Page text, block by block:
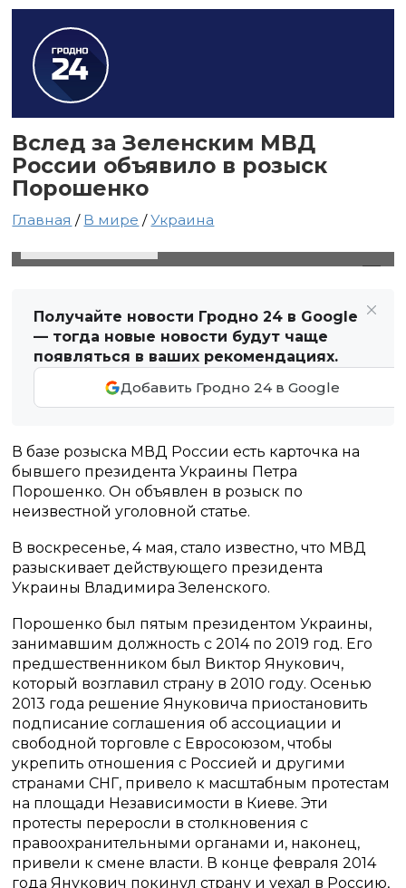
Вслед за Зеленским МВД
России объявило в розыск
Порошенко
Главная / В мире /Украина
Получайте новости Гродно 24 в Google
— тогда новые новости будут чаще
появляться в ваших рекомендациях.
Добавить Гродно 24 в Google
В базе розыска МВД России есть карточка на
бывшего президента Украины Петра
Порошенко. Он объявлен в розыск по
неизвестной уголовной статье.
В воскресенье, 4 мая, стало известно, что МВД
разыскивает действующего президента
Украины Владимира Зеленского.
Порошенко был пятым президентом Украины,
занимавшим должность с 2014 по 2019 год. Его
предшественником был Виктор Янукович,
который возглавил страну в 2010 году. Осенью
2013 года решение Януковича приостановить
подписание соглашения об ассоциации и
свободной торговле с Евросоюзом, чтобы
укрепить отношения с Россией и другими
странами СНГ, привело к масштабным протестам
на площади Независимости в Киеве. Эти
протесты переросли в столкновения с
правоохранительными органами и, наконец,
привели к смене власти. В конце февраля 2014
года Янукович покинул страну и уехал в Россию,